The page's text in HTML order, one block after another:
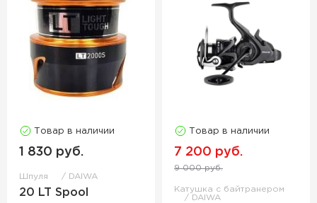
Товар в наличии
1 830 руб.
Шпуля DAIWA
20 LT Spool
Товар в наличии
7 200 руб.
9 000 руб.
Катушка с байтранером
DAIWA